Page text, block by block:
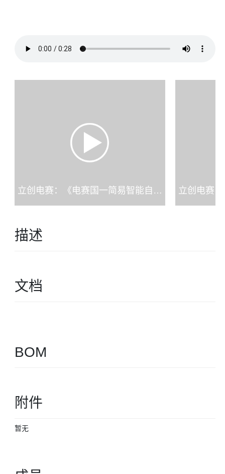
立创电赛：《电赛国一简易智能自行瞄准装置识别小车》-团队介绍.mp4
描述
文档
BOM
附件
暂无